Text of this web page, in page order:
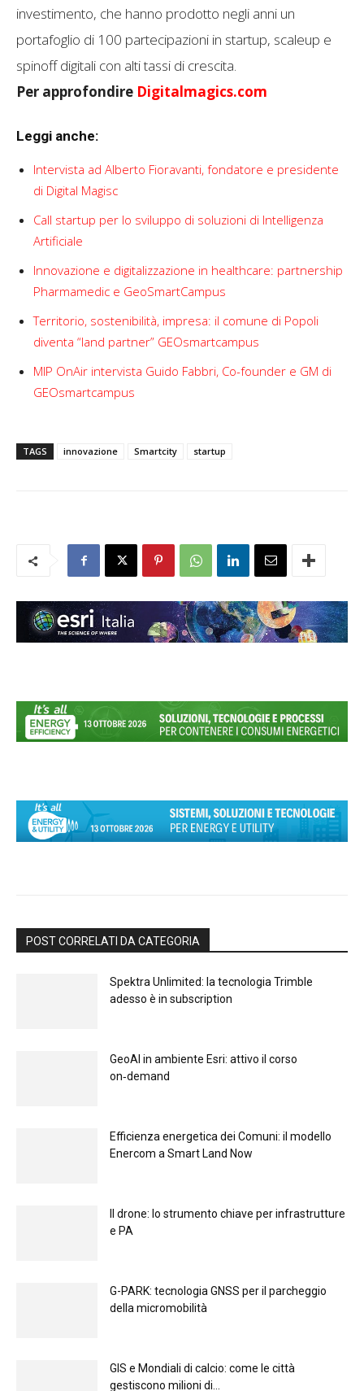
investimento, che hanno prodotto negli anni un
portafoglio di 100 partecipazioni in startup, scaleup e
spinoff digitali con alti tassi di crescita.
Per approfondire Digitalmagics.com
Leggi anche:
Intervista ad Alberto Fioravanti, fondatore e presidente
di Digital Magisc
Call startup per lo sviluppo di soluzioni di Intelligenza
Artificiale
Innovazione e digitalizzazione in healthcare: partnership
Pharmamedic e GeoSmartCampus
Territorio, sostenibilità, impresa: il comune di Popoli
diventa “land partner” GEOsmartcampus
MIP OnAir intervista Guido Fabbri, Co-founder e GM di
GEOsmartcampus
TAGS innovazione Smartcity startup
POST CORRELATI DA CATEGORIA
Spektra Unlimited: la tecnologia Trimble
adesso è in subscription
GeoAI in ambiente Esri: attivo il corso
on‑demand
Efficienza energetica dei Comuni: il modello
Enercom a Smart Land Now
Il drone: lo strumento chiave per infrastrutture
e PA
G-PARK: tecnologia GNSS per il parcheggio
della micromobilità
GIS e Mondiali di calcio: come le città
gestiscono milioni di...